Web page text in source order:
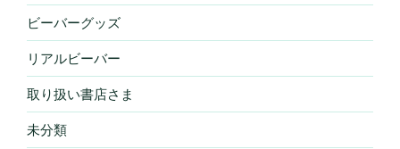
ビーバーグッズ
リアルビーバー
取り扱い書店さま
未分類